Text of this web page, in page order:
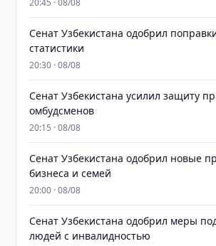
20:45 · 08/08
Сенат Узбекистана одобрил
статистики
20:30 · 08/08
Сенат Узбекистана усилил защиту
омбудсменов
20:15 · 08/08
Сенат Узбекистана одобрил новые
бизнеса и семей
20:00 · 08/08
Сенат Узбекистана одобрил меры
людей с инвалидностью